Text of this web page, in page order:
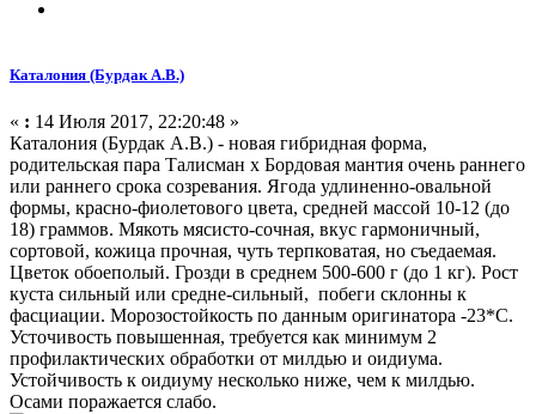
Каталония (Бурдак А.В.)
« : 14 Июля 2017, 22:20:48 »
Каталония (Бурдак А.В.) - новая гибридная форма,
родительская пара Талисман х Бордовая мантия очень раннего
или раннего срока созревания. Ягода удлиненно-овальной
формы, красно-фиолетового цвета, средней массой 10-12 (до
18) граммов. Мякоть мясисто-сочная, вкус гармоничный,
сортовой, кожица прочная, чуть терпковатая, но съедаемая.
Цветок обоеполый. Грозди в среднем 500-600 г (до 1 кг). Рост
куста сильный или средне-сильный, побеги склонны к
фасциации. Морозостойкость по данным оригинатора -23*С.
Усточивость повышенная, требуется как минимум 2
профилактических обработки от милдью и оидиума.
Устойчивость к оидиуму несколько ниже, чем к милдью.
Осами поражается слабо.